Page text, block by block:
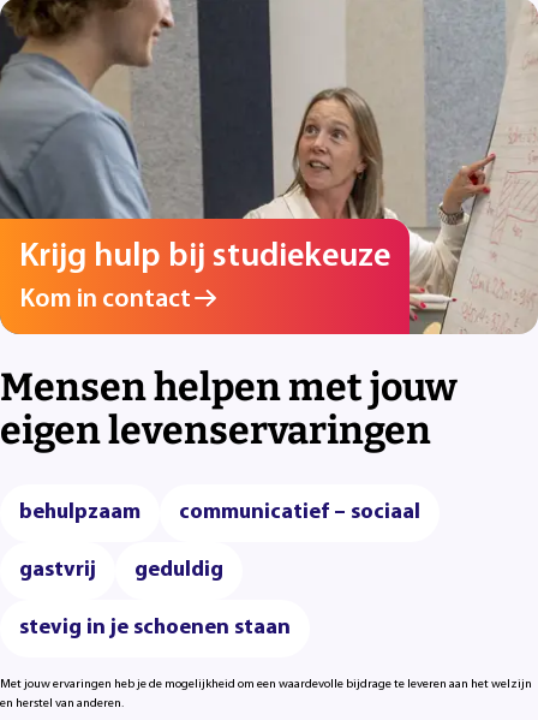
Mensen helpen met jouw
eigen levenservaringen
behulpzaam communicatief – sociaal
gastvrij geduldig
stevig in je schoenen staan
Met jouw ervaringen heb je de mogelijkheid om een waardevolle bijdrage te leveren aan het welzijn
en herstel van anderen.
Krijg hulp bij studiekeuze
Kom in contact